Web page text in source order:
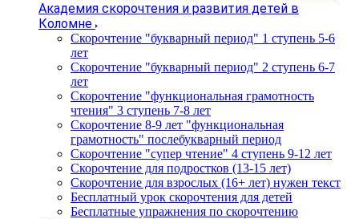
Академия скорочтения и развития детей в
Коломне
Скорочтение "букварный период" 1 ступень 5-6
лет
Cкорочтение "букварный период" 2 ступень 6-7
лет
Скорочтение "функциональная грамотность
чтения" 3 ступень 7-8 лет
Скорочтение 8-9 лет "функциональная
грамотность" послебукварный период
Скорочтение "супер чтение" 4 ступень 9-12 лет
Скорочтение для подростков (13-15 лет)
Cкорочтение для взрослых (16+ лет) нужен текст
Бесплатный урок скорочтения для детей
Бесплатные упражнения по скорочтению